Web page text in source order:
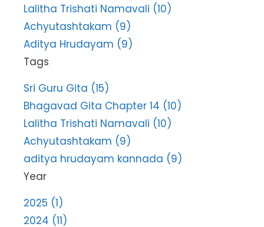
Lalitha Trishati Namavali (10)
Achyutashtakam (9)
Aditya Hrudayam (9)
Tags
Sri Guru Gita (15)
Bhagavad Gita Chapter 14 (10)
Lalitha Trishati Namavali (10)
Achyutashtakam (9)
aditya hrudayam kannada (9)
Year
2025 (1)
2024 (11)